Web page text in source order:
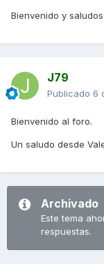
Bienvenido y
J79
Publicado 6
Bienvenido al foro.
Un saludo desde
Archivado
Este tema
respuestas.